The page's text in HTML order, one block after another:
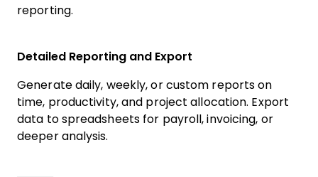
reporting.
Detailed Reporting and Export
Generate daily, weekly, or custom reports on
time, productivity, and project allocation. Export
data to spreadsheets for payroll, invoicing, or
deeper analysis.